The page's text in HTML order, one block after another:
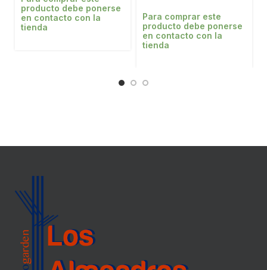
producto debe ponerse
en contacto con la
tienda
Para comprar este
producto debe ponerse
en contacto con la
tienda